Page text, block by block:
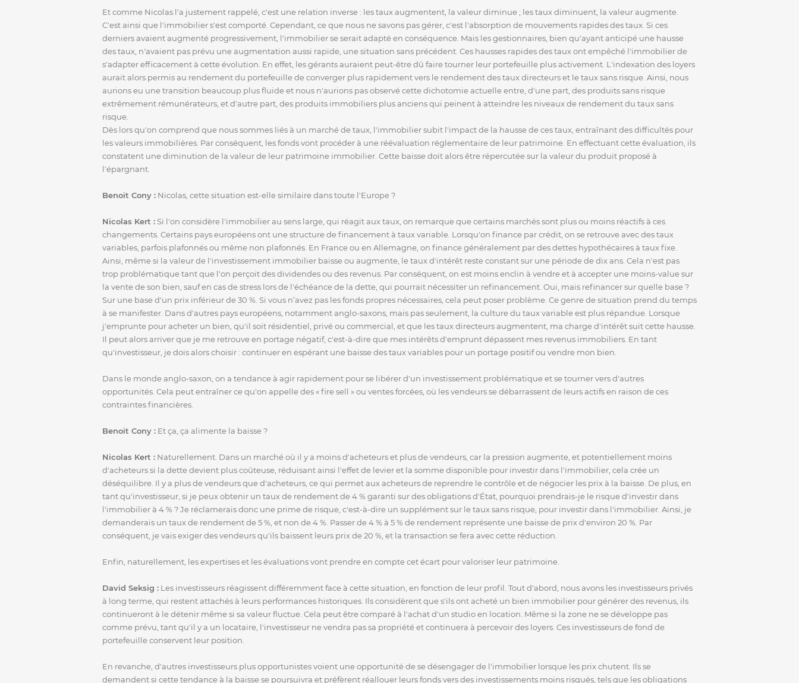
Et comme Nicolas l'a justement rappelé, c'est une relation inverse : les taux augmentent, la valeur diminue ; les taux diminuent, la valeur augmente.
C'est ainsi que l'immobilier s'est comporté. Cependant, ce que nous ne savons pas gérer, c'est l'absorption de mouvements rapides des taux. Si ces
derniers avaient augmenté progressivement, l'immobilier se serait adapté en conséquence. Mais les gestionnaires, bien qu'ayant anticipé une hausse
des taux, n'avaient pas prévu une augmentation aussi rapide, une situation sans précédent. Ces hausses rapides des taux ont empêché l'immobilier de
s'adapter efficacement à cette évolution. En effet, les gérants auraient peut-être dû faire tourner leur portefeuille plus activement. L'indexation des loyers
aurait alors permis au rendement du portefeuille de converger plus rapidement vers le rendement des taux directeurs et le taux sans risque. Ainsi, nous
aurions eu une transition beaucoup plus fluide et nous n'aurions pas observé cette dichotomie actuelle entre, d'une part, des produits sans risque
extrêmement rémunérateurs, et d'autre part, des produits immobiliers plus anciens qui peinent à atteindre les niveaux de rendement du taux sans
risque.
Dès lors qu'on comprend que nous sommes liés à un marché de taux, l'immobilier subit l'impact de la hausse de ces taux, entraînant des difficultés pour
les valeurs immobilières. Par conséquent, les fonds vont procéder à une réévaluation réglementaire de leur patrimoine. En effectuant cette évaluation, ils
constatent une diminution de la valeur de leur patrimoine immobilier. Cette baisse doit alors être répercutée sur la valeur du produit proposé à
l'épargnant.
Benoit Cony : Nicolas, cette situation est-elle similaire dans toute l'Europe ?
Nicolas Kert :Si l'on considère l'immobilier au sens large, qui réagit aux taux, on remarque que certains marchés sont plus ou moins réactifs à ces
changements. Certains pays européens ont une structure de financement à taux variable. Lorsqu'on finance par crédit, on se retrouve avec des taux
variables, parfois plafonnés ou même non plafonnés. En France ou en Allemagne, on finance généralement par des dettes hypothécaires à taux fixe.
Ainsi, même si la valeur de l'investissement immobilier baisse ou augmente, le taux d'intérêt reste constant sur une période de dix ans. Cela n'est pas
trop problématique tant que l'on perçoit des dividendes ou des revenus. Par conséquent, on est moins enclin à vendre et à accepter une moins-value sur
la vente de son bien, sauf en cas de stress lors de l'échéance de la dette, qui pourrait nécessiter un refinancement. Oui, mais refinancer sur quelle base ?
Sur une base d'un prix inférieur de 30 %. Si vous n’avez pas les fonds propres nécessaires, cela peut poser problème. Ce genre de situation prend du temps
à se manifester. Dans d'autres pays européens, notamment anglo-saxons, mais pas seulement, la culture du taux variable est plus répandue. Lorsque
j'emprunte pour acheter un bien, qu'il soit résidentiel, privé ou commercial, et que les taux directeurs augmentent, ma charge d'intérêt suit cette hausse.
Il peut alors arriver que je me retrouve en portage négatif, c'est-à-dire que mes intérêts d'emprunt dépassent mes revenus immobiliers. En tant
qu'investisseur, je dois alors choisir : continuer en espérant une baisse des taux variables pour un portage positif ou vendre mon bien.
Dans le monde anglo-saxon, on a tendance à agir rapidement pour se libérer d'un investissement problématique et se tourner vers d'autres
opportunités. Cela peut entraîner ce qu'on appelle des « fire sell » ou ventes forcées, où les vendeurs se débarrassent de leurs actifs en raison de ces
contraintes financières.
Benoit Cony : Et ça, ça alimente la baisse ?
Nicolas Kert : Naturellement. Dans un marché où il y a moins d'acheteurs et plus de vendeurs, car la pression augmente, et potentiellement moins
d'acheteurs si la dette devient plus coûteuse, réduisant ainsi l'effet de levier et la somme disponible pour investir dans l'immobilier, cela crée un
déséquilibre. Il y a plus de vendeurs que d'acheteurs, ce qui permet aux acheteurs de reprendre le contrôle et de négocier les prix à la baisse. De plus, en
tant qu'investisseur, si je peux obtenir un taux de rendement de 4 % garanti sur des obligations d'État, pourquoi prendrais-je le risque d'investir dans
l'immobilier à 4 % ? Je réclamerais donc une prime de risque, c'est-à-dire un supplément sur le taux sans risque, pour investir dans l'immobilier. Ainsi, je
demanderais un taux de rendement de 5 %, et non de 4 %. Passer de 4 % à 5 % de rendement représente une baisse de prix d'environ 20 %. Par
conséquent, je vais exiger des vendeurs qu'ils baissent leurs prix de 20 %, et la transaction se fera avec cette réduction.
Enfin, naturellement, les expertises et les évaluations vont prendre en compte cet écart pour valoriser leur patrimoine.
David Seksig : Les investisseurs réagissent différemment face à cette situation, en fonction de leur profil. Tout d'abord, nous avons les investisseurs privés
à long terme, qui restent attachés à leurs performances historiques. Ils considèrent que s'ils ont acheté un bien immobilier pour générer des revenus, ils
continueront à le détenir même si sa valeur fluctue. Cela peut être comparé à l'achat d'un studio en location. Même si la zone ne se développe pas
comme prévu, tant qu'il y a un locataire, l'investisseur ne vendra pas sa propriété et continuera à percevoir des loyers. Ces investisseurs de fond de
portefeuille conservent leur position.
En revanche, d'autres investisseurs plus opportunistes voient une opportunité de se désengager de l'immobilier lorsque les prix chutent. Ils se
demandent si cette tendance à la baisse se poursuivra et préfèrent réallouer leurs fonds vers des investissements moins risqués, tels que les obligations